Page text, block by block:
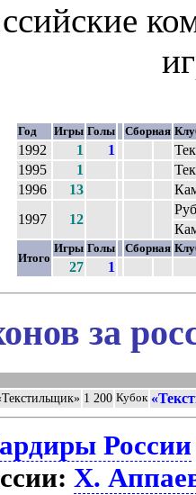
Год Игры Голы Сборная
1992 1 1
1995
1
1996
13
1997
12
Итого
Игры Голы Сборная
27 1
за
1 200 Кубок
России
Х.